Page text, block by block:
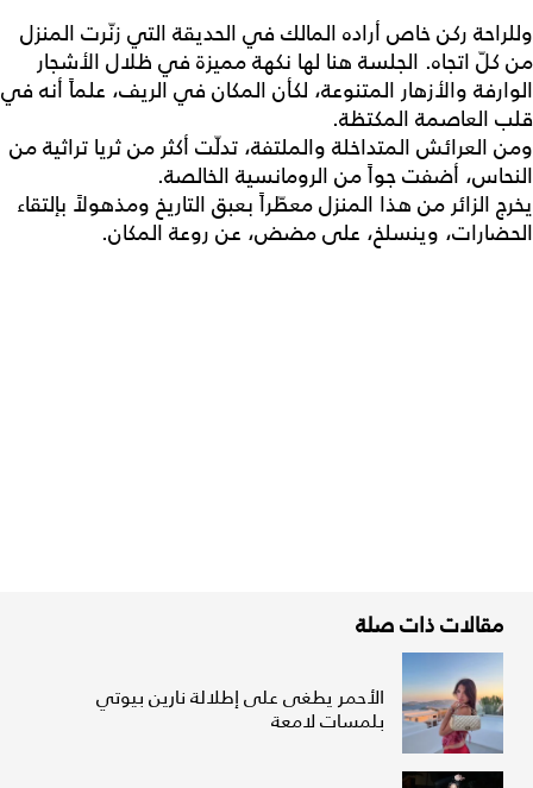
وللراحة ركن خاص أراده المالك في الحديقة التي زنّرت المنزل
من كلّ اتجاه. الجلسة هنا لها نكهة مميزة في ظلال الأشجار
الوارفة والأزهار المتنوعة، لكأن المكان في الريف، علماً أنه في
قلب العاصمة المكتظة.
ومن العرائش المتداخلة والملتفة، تدلّت أكثر من ثريا تراثية من
النحاس، أضفت جواً من الرومانسية الخالصة.
يخرج الزائر من هذا المنزل معطّراً بعبق التاريخ ومذهولاً بإلتقاء
الحضارات، وينسلخ، على مضض، عن روعة المكان.
مقالات ذات صلة
الأحمر يطغى على إطلالة نارين بيوتي
بلمسات لامعة